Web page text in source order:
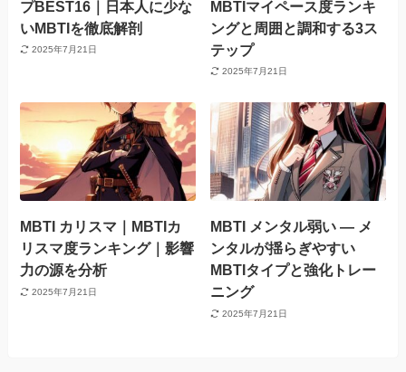
プBEST16｜日本人に少な
いMBTIを徹底解剖
2025年7月21日
MBTIマイペース度ランキ
ングと周囲と調和する3ス
テップ
2025年7月21日
MBTI カリスマ｜MBTIカ
リスマ度ランキング｜影響
力の源を分析
2025年7月21日
MBTI メンタル弱い — メ
ンタルが揺らぎやすい
MBTIタイプと強化トレー
ニング
2025年7月21日